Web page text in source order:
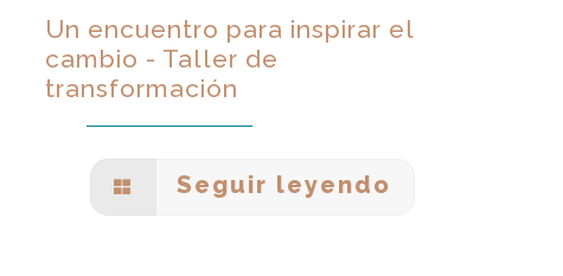
Un encuentro para inspirar el
cambio - Taller de
transformación
Seguir leyendo